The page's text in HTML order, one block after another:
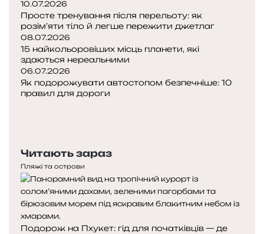
10.07.2026
Просте тренування після перельоту: як
розім’яти тіло й легше пережити джетлаг
08.07.2026
15 найкольоровіших місць планети, які
здаються нереальними
06.07.2026
Як подорожувати автостопом безпечніше: 10
правил для дороги
Читають зараз
Пляжі та острови
Подорож на Пхукет: гід для початківців — де